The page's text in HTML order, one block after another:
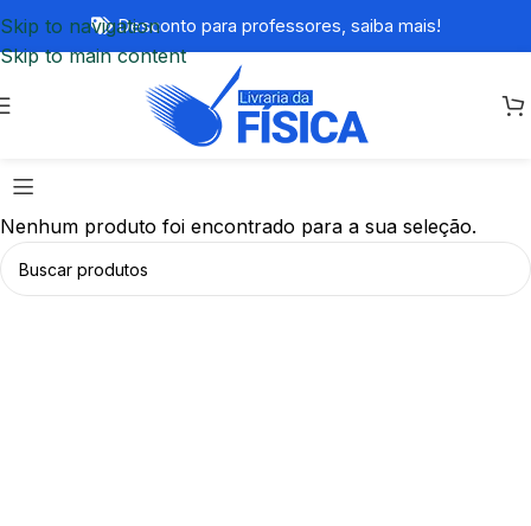
Skip to navigation
Skip to main content
Desconto para professores, saiba mais!
Nenhum produto foi encontrado para a sua seleção.